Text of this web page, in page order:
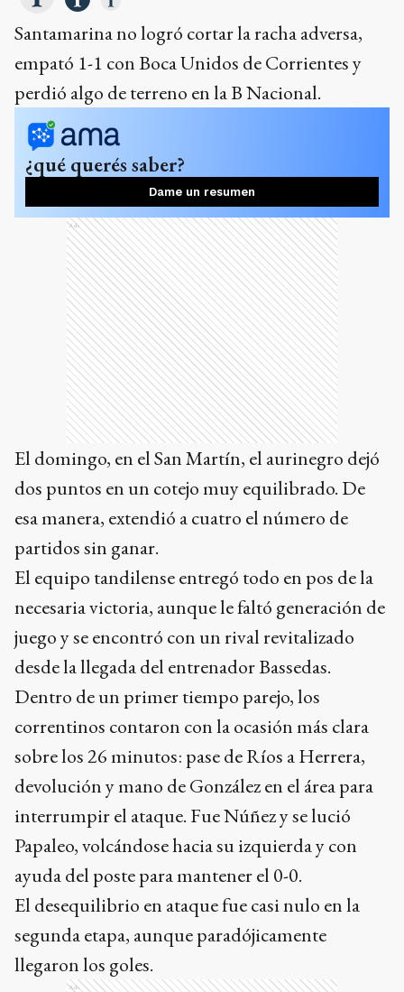
Santamarina no logró cortar la racha adversa,
empató 1-1 con Boca Unidos de Corrientes y
perdió algo de terreno en la B Nacional.
¿qué querés saber?
Dame un resumen
Ads
El domingo, en el San Martín, el aurinegro dejó
dos puntos en un cotejo muy equilibrado. De
esa manera, extendió a cuatro el número de
partidos sin ganar.
El equipo tandilense entregó todo en pos de la
necesaria victoria, aunque le faltó generación de
juego y se encontró con un rival revitalizado
desde la llegada del entrenador Bassedas.
Dentro de un primer tiempo parejo, los
correntinos contaron con la ocasión más clara
sobre los 26 minutos: pase de Ríos a Herrera,
devolución y mano de González en el área para
interrumpir el ataque. Fue Núñez y se lució
Papaleo, volcándose hacia su izquierda y con
ayuda del poste para mantener el 0-0.
El desequilibrio en ataque fue casi nulo en la
segunda etapa, aunque paradójicamente
llegaron los goles.
Ads